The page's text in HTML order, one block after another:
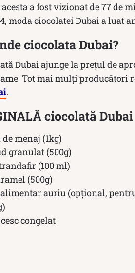
a fost vizionat de 77 de
moda ciocolatei Dubai a luat
ciocolata Dubai?
Dubai ajunge la prețul de
Tot mai mulți producători
.
ciocolată Dubai
menaj (1kg)
granulat (500g)
(100 ml)
(500g)
auriu (opțional,
congelat